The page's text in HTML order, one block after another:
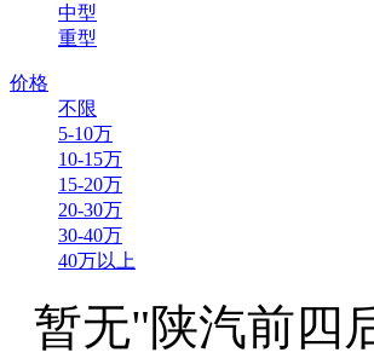
中型
重型
价格
不限
5-10万
10-15万
15-20万
20-30万
30-40万
40万以上
暂无"陕汽前四